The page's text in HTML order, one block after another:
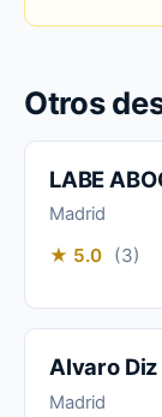
Otros
LABE
Madrid
★ 5.0 (3)
Alvaro Diz
Madrid